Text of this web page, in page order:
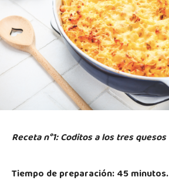
Receta n°1: Coditos a los tres quesos
Tiempo de preparación: 45 minutos.